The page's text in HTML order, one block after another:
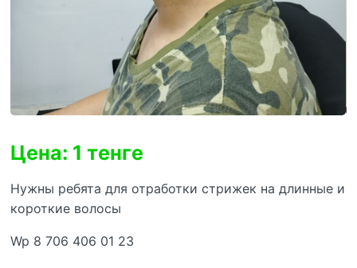
Цена: 1 тенге
Нужны ребята для отработки стрижек на длинные и
короткие волосы
Wp 8 706 406 01 23